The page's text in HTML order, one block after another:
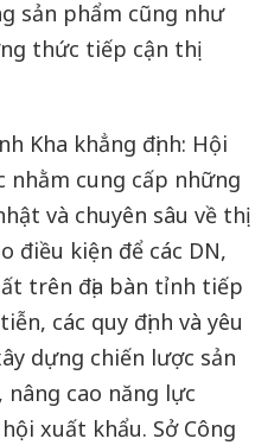
sản phẩm cũng như
thức tiếp cận thị
Kha khẳng định: Hội
nhằm cung cấp những
và chuyên sâu về thị
điều kiện để các DN,
trên địa bàn tỉnh tiếp
các quy định và yêu
dựng chiến lược sản
cao năng lực
xuất khẩu. Sở Công